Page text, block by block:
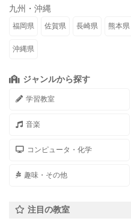
九州・沖縄
福岡県 佐賀県 長崎県 熊本県
沖縄県
ジャンルから探す
学習教室
音楽
コンピュータ・化学
趣味・その他
注目の教室